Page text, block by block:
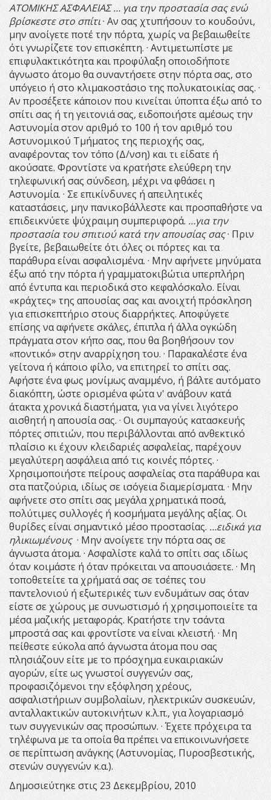
ΑΤΟΜΙΚΗΣ ΑΣΦΑΛΕΙΑΣ … για την προστασία σας ενώ
βρίσκεστε στο σπίτι· Αν σας χτυπήσουν το κουδούνι,
μην ανοίγετε ποτέ την πόρτα, χωρίς να βεβαιωθείτε
ότι γνωρίζετε τον επισκέπτη. · Αντιμετωπίστε με
επιφυλακτικότητα και προφύλαξη οποιοδήποτε
άγνωστο άτομο θα συναντήσετε στην πόρτα σας, στο
υπόγειο ή στο κλιμακοστάσιο της πολυκατοικίας σας. ·
Αν προσέξετε κάποιον που κινείται ύποπτα έξω από το
σπίτι σας ή τη γειτονιά σας, ειδοποιήστε αμέσως την
Αστυνομία στον αριθμό το 100 ή τον αριθμό του
Αστυνομικού Τµήµατος της περιοχής σας,
αναφέροντας τον τόπο (Δ/νση) και τι είδατε ή
ακούσατε. Φροντίστε να κρατήστε ελεύθερη την
τηλεφωνική σας σύνδεση, µέχρι να φθάσει η
Αστυνοµία. · Σε επικίνδυνες ή απειλητικές
καταστάσεις, μην πανικοβάλλεστε και προσπαθήστε να
επιδεικνύετε ψύχραιμη συμπεριφορά.…για την
προστασία του σπιτιού κατά την απουσίας σας· Πριν
βγείτε, βεβαιωθείτε ότι όλες οι πόρτες και τα
παράθυρα είναι ασφαλισμένα. · Μην αφήνετε μηνύματα
έξω από την πόρτα ή γραμματοκιβώτια υπερπλήρη
από έντυπα και περιοδικά στο κεφαλόσκαλο. Είναι
«κράχτες» της απουσίας σας και ανοιχτή πρόσκληση
για επισκεπτήριο στους διαρρήκτες. Αποφύγετε
επίσης να αφήνετε σκάλες, έπιπλα ή άλλα ογκώδη
πράγματα στον κήπο σας, που θα βοηθήσουν τον
«ποντικό» στην αναρρίχηση του. · Παρακαλέστε ένα
γείτονα ή κάποιο φίλο, να επιτηρεί το σπίτι σας.
Αφήστε ένα φως μονίμως αναμμένο, ή βάλτε αυτόματο
διακόπτη, ώστε ορισμένα φώτα ν' ανάβουν κατά
άτακτα χρονικά διαστήματα, για να γίνει λιγότερο
αισθητή η απουσία σας. · Οι συμπαγούς κατασκευής
πόρτες σπιτιών, που περιβάλλονται από ανθεκτικό
πλαίσιο κι έχουν κλειδαριές ασφαλείας, παρέχουν
μεγαλύτερη ασφάλεια από τις κοινές πόρτες. ·
Χρησιμοποιήστε πείρους ασφαλείας στα παράθυρα και
στα πατζούρια, ιδίως σε ισόγεια διαμερίσματα. · Μην
αφήνετε στο σπίτι σας μεγάλα χρηματικά ποσά,
πολύτιμες συλλογές ή κοσμήματα μεγάλης αξίας. Οι
θυρίδες είναι σημαντικό μέσο προστασίας. …ειδικά για
ηλικιωμένους · Μην ανοίγετε την πόρτα σας σε
άγνωστα άτομα. · Ασφαλίστε καλά το σπίτι σας ιδίως
όταν κοιμάστε ή όταν πρόκειται να απουσιάσετε. · Μη
τοποθετείτε τα χρήματά σας σε τσέπες του
παντελονιού ή εξωτερικές των ενδυμάτων σας όταν
είστε σε χώρους με συνωστισμό ή χρησιμοποιείτε τα
μέσα μαζικής μεταφοράς. Κρατήστε την τσάντα
μπροστά σας και φροντίστε να είναι κλειστή. · Μη
πείθεστε εύκολα από άγνωστα άτομα που σας
πλησιάζουν είτε με το πρόσχημα ευκαιριακών
αγορών, είτε ως γνωστοί συγγενών σας,
προφασιζόμενοι την εξόφληση χρέους,
ασφαλιστήριων συμβολαίων, ηλεκτρικών συσκευών,
ανταλλακτικών αυτοκινήτων κ.λ.π., για λογαριασμό
των συγγενικών σας προσώπων. · Έχετε πρόχειρα τα
τηλέφωνα με τα οποία θα πρέπει να επικοινωνήσετε
σε περίπτωση ανάγκης (Αστυνομίας, Πυροσβεστικής,
στενών συγγενών κ.α.).
Δημοσιεύτηκε στις 23 Δεκεμβρίου, 2010